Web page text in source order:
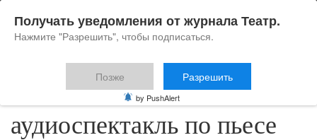
«Любимовка» записала
аудиоспектакль по пьесе
Получать уведомления от журнала Театр.
Нажмите "Разрешить", чтобы подписаться.
Позже Разрешить
by PushAlert